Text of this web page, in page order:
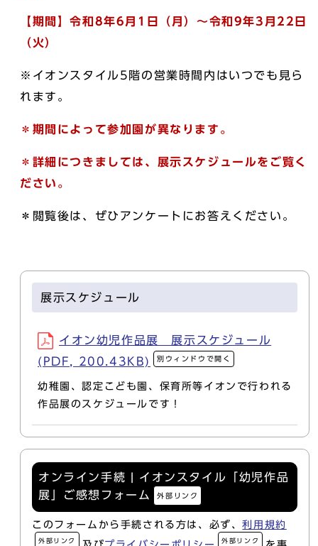
【期間】令和8年6月1日（月）～令和9年3月22日
（火）
※イオンスタイル5階の営業時間内はいつでも見ら
れます。
＊期間によって参加園が異なります。
＊詳細につきましては、展示スケジュールをご覧く
ださい。
＊閲覧後は、ぜひアンケートにお答えください。
展示スケジュール
イオン幼児作品展 展示スケジュール
(PDF, 200.43KB)
別ウィンドウで開く
幼稚園、認定こども園、保育所等イオンで行われる
作品展のスケジュールです！
オンライン手続 | イオンスタイル「幼児作品
展」ご感想フォーム
外部リンク
このフォームから手続される方は、必ず、利用規約
外部リンク 外部リンク